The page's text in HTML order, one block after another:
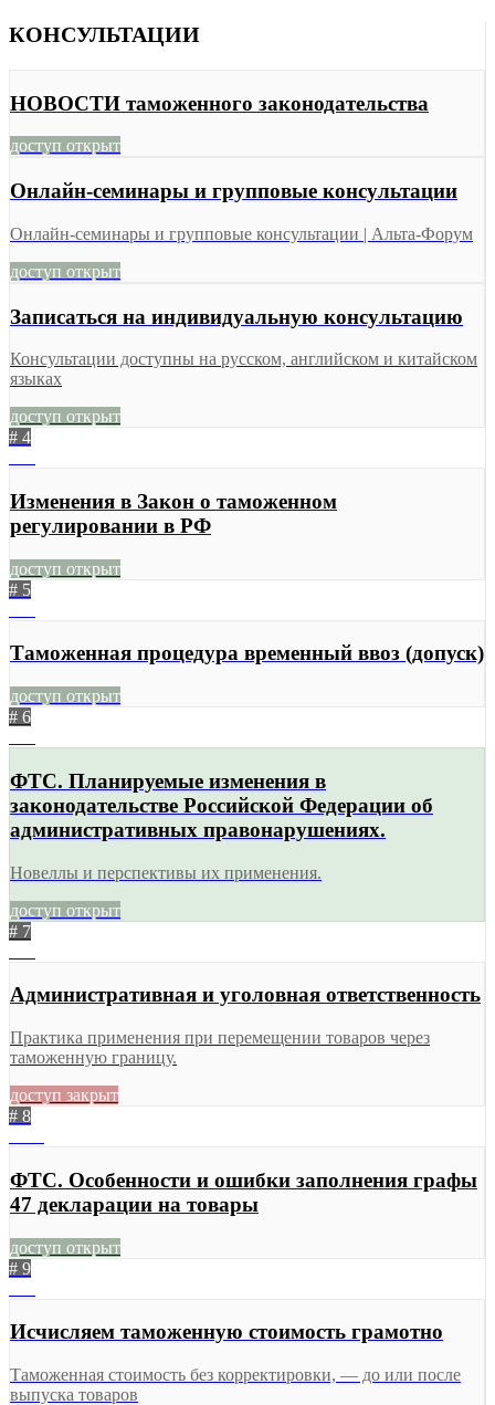
КОНСУЛЬТАЦИИ
НОВОСТИ таможенного законодательства
доступ открыт
Онлайн-семинары и групповые консультации
Онлайн-семинары и групповые консультации | Альта-Форум
доступ открыт
Записаться на индивидуальную консультацию
Консультации доступны на русском, английском и китайском
языках
доступ открыт
# 4
Изменения в Закон о таможенном
регулировании в РФ
доступ открыт
# 5
Таможенная процедура временный ввоз (допуск)
доступ открыт
# 6
ФТС. Планируемые изменения в
законодательстве Российской Федерации об
административных правонарушениях.
Новеллы и перспективы их применения.
доступ открыт
# 7
Административная и уголовная ответственность
Практика применения при перемещении товаров через
таможенную границу.
доступ закрыт
# 8
ФТС. Особенности и ошибки заполнения графы
47 декларации на товары
доступ открыт
# 9
Исчисляем таможенную стоимость грамотно
Таможенная стоимость без корректировки, — до или после
выпуска товаров